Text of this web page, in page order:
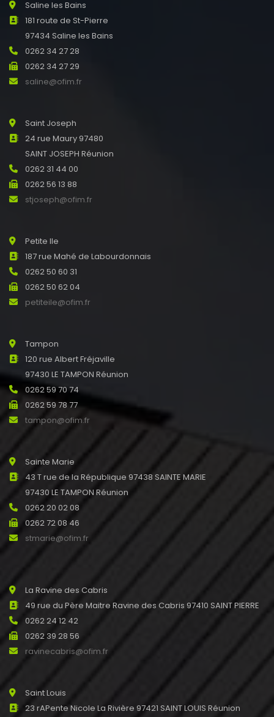
Saline les Bains
181 route de St-Pierre
97434 Saline les Bains
0262 34 27 28
0262 34 27 29
saline@ofim.fr
Saint Joseph
24 rue Maury 97480
SAINT JOSEPH Réunion
0262 31 44 00
0262 56 13 88
stjoseph@ofim.fr
Petite Ile
187 rue Mahé de Labourdonnais
0262 50 60 31
0262 50 62 04
petiteile@ofim.fr
Tampon
120 rue Albert Fréjaville
97430 LE TAMPON Réunion
0262 59 70 74
0262 59 78 77
tampon@ofim.fr
Sainte Marie
43 T rue de la République 97438 SAINTE MARIE
97430 LE TAMPON Réunion
0262 20 02 08
0262 72 08 46
stmarie@ofim.fr
La Ravine des Cabris
49 rue du Père Maitre Ravine des Cabris 97410 SAINT PIERRE
0262 24 12 42
0262 39 28 56
ravinecabris@ofim.fr
Saint Louis
23 rAPente Nicole La Rivière 97421 SAINT LOUIS Réunion